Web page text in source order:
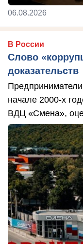
06.08.2026
В России
Слово
доказательств
начале 2000-х
ВДЦ «Смена»,